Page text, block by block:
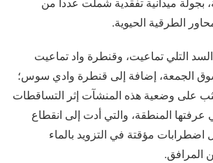
الطرقية الحيوية.
التلي تماعيت، وقنطرة واد تماعيت
الجمعة، إضافة إلى قنطرة وادي سوس؛
على وضعية هذه المنشآت إثر التساقطات
عرفتها المنطقة، والتي أدت إلى انقطاع
مؤقتة في التزويد بالماء
المرافق.